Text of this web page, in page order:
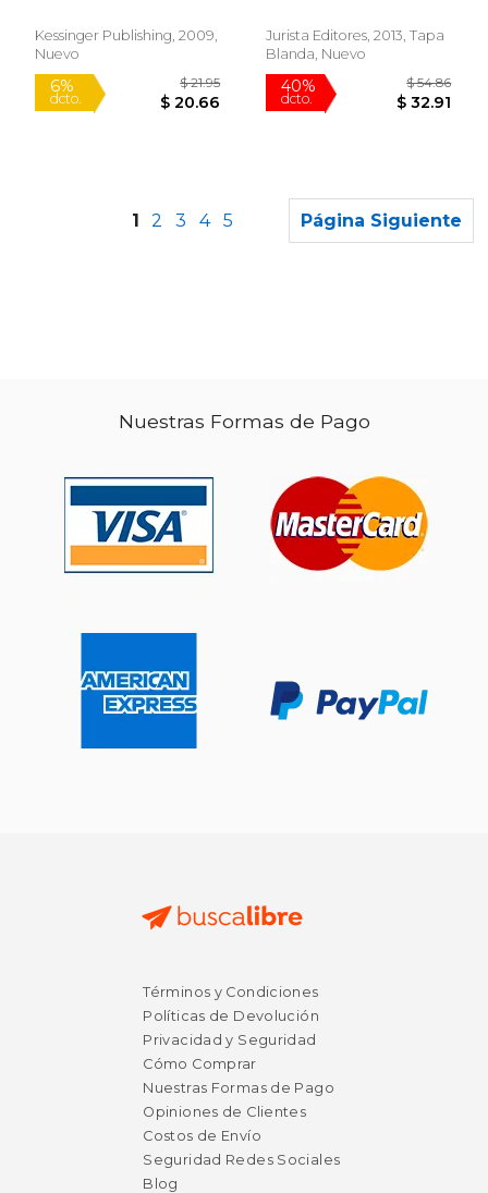
$ 12.75 dcto.
Kessinger Publishing, 2009,
Nuevo
Jurista Editores, 2013, Tapa
Blanda, Nuevo
1 2 3 4 5 Página Siguiente
Nuestras Formas de Pago
Términos y Condiciones
Políticas de Devolución
Privacidad y Seguridad
Cómo Comprar
Nuestras Formas de Pago
Opiniones de Clientes
Costos de Envío
Seguridad Redes Sociales
Blog